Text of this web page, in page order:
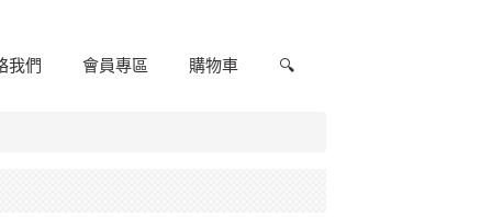
我們 會員專區 購物車 🔍